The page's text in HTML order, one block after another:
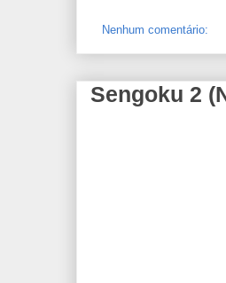
Nenhum comentário:
Sengoku 2